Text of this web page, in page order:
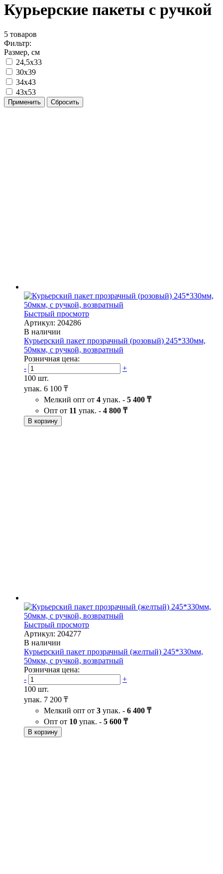
Курьерские пакеты с ручкой
5 товаров
Фильтр:
Размер, см
24,5х33
30х39
34х43
43х53
Применить Сбросить
Быстрый просмотр
Артикул: 204286
В наличии
Курьерский пакет прозрачный (розовый) 245*330мм,
50мкм, с ручкой, возвратный
Розничная цена:
-
+
100 шт.
упак. 6 100 ₸
Мелкий опт от 4 упак. - 5 400 ₸
Опт от 11 упак. - 4 800 ₸
В корзину
Быстрый просмотр
Артикул: 204277
В наличии
Курьерский пакет прозрачный (желтый) 245*330мм,
50мкм, с ручкой, возвратный
Розничная цена:
-
+
100 шт.
упак. 7 200 ₸
Мелкий опт от 3 упак. - 6 400 ₸
Опт от 10 упак. - 5 600 ₸
В корзину